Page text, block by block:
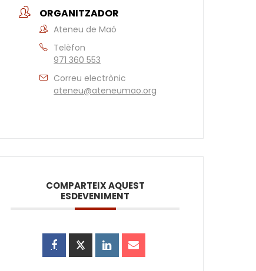
ORGANITZADOR
Ateneu de Maó
Telèfon
971 360 553
Correu electrònic
ateneu@ateneumao.org
COMPARTEIX AQUEST
ESDEVENIMENT